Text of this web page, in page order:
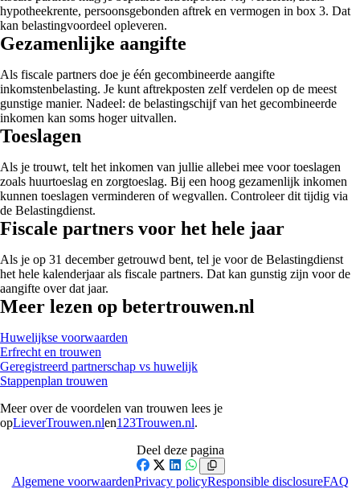
hypotheekrente, persoonsgebonden aftrek en vermogen in box 3. Dat
kan belastingvoordeel opleveren.
Gezamenlijke aangifte
Als fiscale partners doe je één gecombineerde aangifte
inkomstenbelasting. Je kunt aftrekposten zelf verdelen op de meest
gunstige manier. Nadeel: de belastingschijf van het gecombineerde
inkomen kan soms hoger uitvallen.
Toeslagen
Als je trouwt, telt het inkomen van jullie allebei mee voor toeslagen
zoals huurtoeslag en zorgtoeslag. Bij een hoog gezamenlijk inkomen
kunnen toeslagen verminderen of wegvallen. Controleer dit tijdig via
de Belastingdienst.
Fiscale partners voor het hele jaar
Als je op 31 december getrouwd bent, tel je voor de Belastingdienst
het hele kalenderjaar als fiscale partners. Dat kan gunstig zijn voor de
aangifte over dat jaar.
Meer lezen op betertrouwen.nl
Huwelijkse voorwaarden
Erfrecht en trouwen
Geregistreerd partnerschap vs huwelijk
Stappenplan trouwen
Meer over de voordelen van trouwen lees je
opLieverTrouwen.nlen123Trouwen.nl.
Deel deze pagina
Facebook
X LinkedIn
WhatsApp
Algemene voorwaardenPrivacy policyResponsible disclosureFAQ